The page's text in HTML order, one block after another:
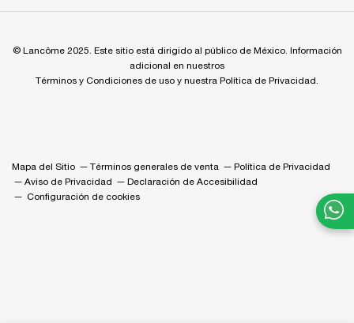
© Lancôme 2025. Este sitio está dirigido al público de México. Información
adicional en nuestros
Términos y Condiciones de uso y nuestra Política de Privacidad.
Mapa del Sitio Términos generales de venta
Política de Privacidad
Aviso de Privacidad
Declaración de Accesibilidad
Configuración de cookies